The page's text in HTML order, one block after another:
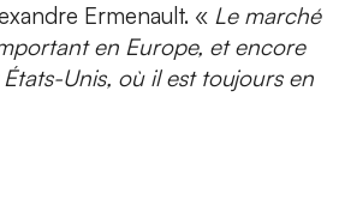
Ermenault. « Le marché
en Europe, et encore
Unis, où il est toujours en